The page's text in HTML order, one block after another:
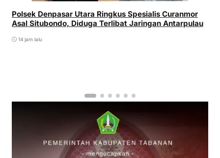
Polsek Denpasar Utara Ringkus Spesialis Curanmor
Asal Situbondo, Diduga Terlibat Jaringan Antarpulau
14 jam lalu